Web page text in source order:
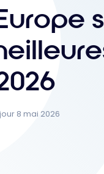
8 mai 2026